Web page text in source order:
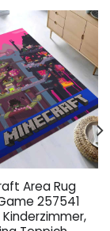
Area Rug
257541